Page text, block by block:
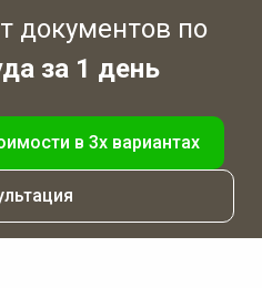
документов по
за 1 день
в 3х вариантах